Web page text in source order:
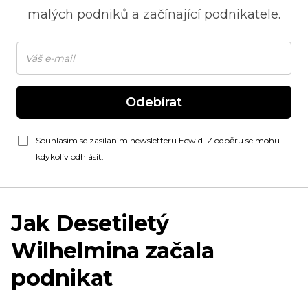
malých podniků a začínající podnikatele.
Odebírat
Souhlasím se zasíláním newsletteru Ecwid. Z odběru se mohu
kdykoliv odhlásit.
Jak Desetiletý
Wilhelmina začala
podnikat